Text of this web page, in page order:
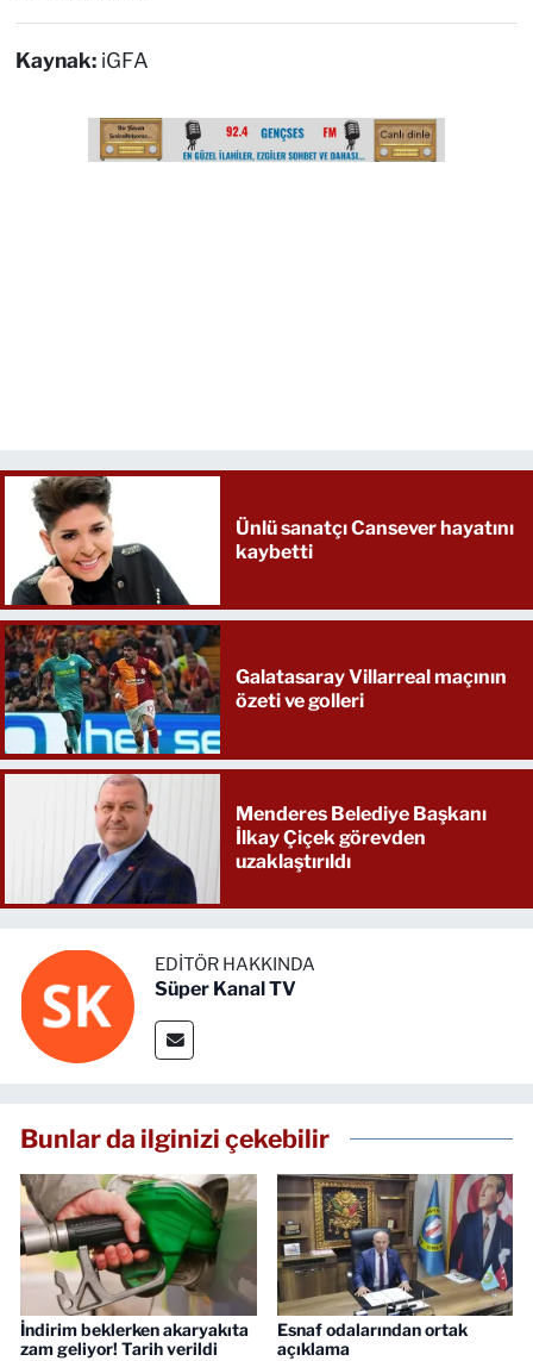
Kaynak: iGFA
Ünlü sanatçı Cansever hayatını
kaybetti
Galatasaray Villarreal maçının
özeti ve golleri
Menderes Belediye Başkanı
İlkay Çiçek görevden
uzaklaştırıldı
EDITÖR HAKKINDA
Süper Kanal TV
Bunlar da ilginizi çekebilir
İndirim beklerken akaryakıta
zam geliyor! Tarih verildi
Esnaf odalarından ortak
açıklama